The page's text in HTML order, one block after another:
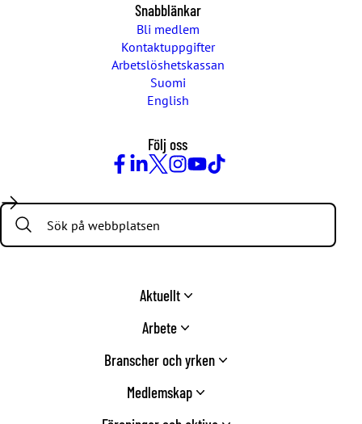
Snabblänkar
Bli medlem
Kontaktuppgifter
Arbetslöshetskassan
Suomi
English
Följ oss
Search:
Aktuellt
Arbete
Branscher och yrken
Medlemskap